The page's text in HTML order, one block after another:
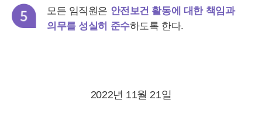
모든 임직원은 안전보건 활동에 대한 책임과
의무를 성실히 준수하도록 한다.
2022년 11월 21일